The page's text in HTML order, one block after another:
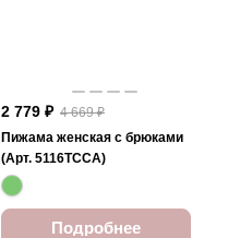
2 779 ₽ 4 669 ₽
Пижама женская с брюками
(Арт. 5116TCCA)
Подробнее